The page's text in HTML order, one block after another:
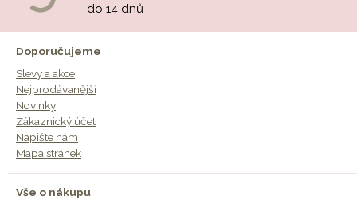
do 14 dnů
Doporučujeme
Slevy a akce
Nejprodávanější
Novinky
Zákaznický účet
Napište nám
Mapa stránek
Vše o nákupu